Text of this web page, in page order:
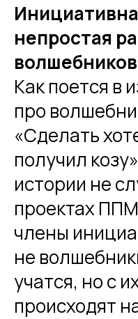
непростая
Как поется в
про
«Сделать
получил
истории не
проектах
члены
не
учатся, но с
происходят